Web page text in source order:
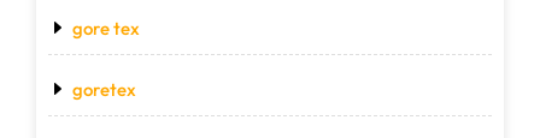
gore tex
goretex